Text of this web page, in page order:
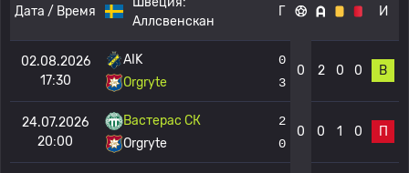
Дата / Время
Аллсвенскан
Г И
02.08.2026
17:30
AIK
Orgryte
0
3
0 2 0 0 В
24.07.2026
20:00
Вастерас СК
Orgryte
2
0
0 0 1 0 П